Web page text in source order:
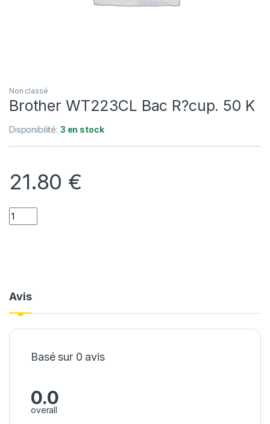
Non classé
Brother WT223CL Bac R?cup. 50 K
Disponibilité: 3 en stock
21.80 €
Quantity
Avis
Basé sur 0 avis
0.0
overall